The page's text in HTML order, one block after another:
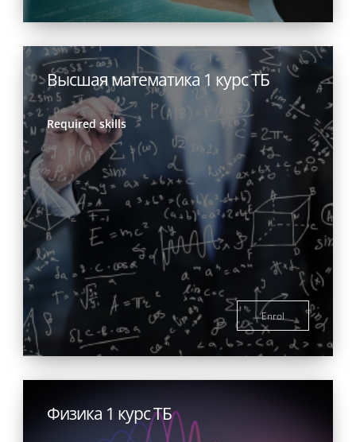
Высшая математика 1 курс ТБ
Required skills
Enrol
Физика 1 курс ТБ